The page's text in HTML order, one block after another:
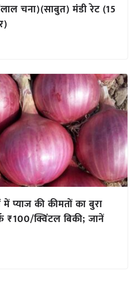
चना)(साबुत) मंडी रेट (15
प्याज की कीमतों का बुरा
₹100/क्विंटल बिकी; जानें